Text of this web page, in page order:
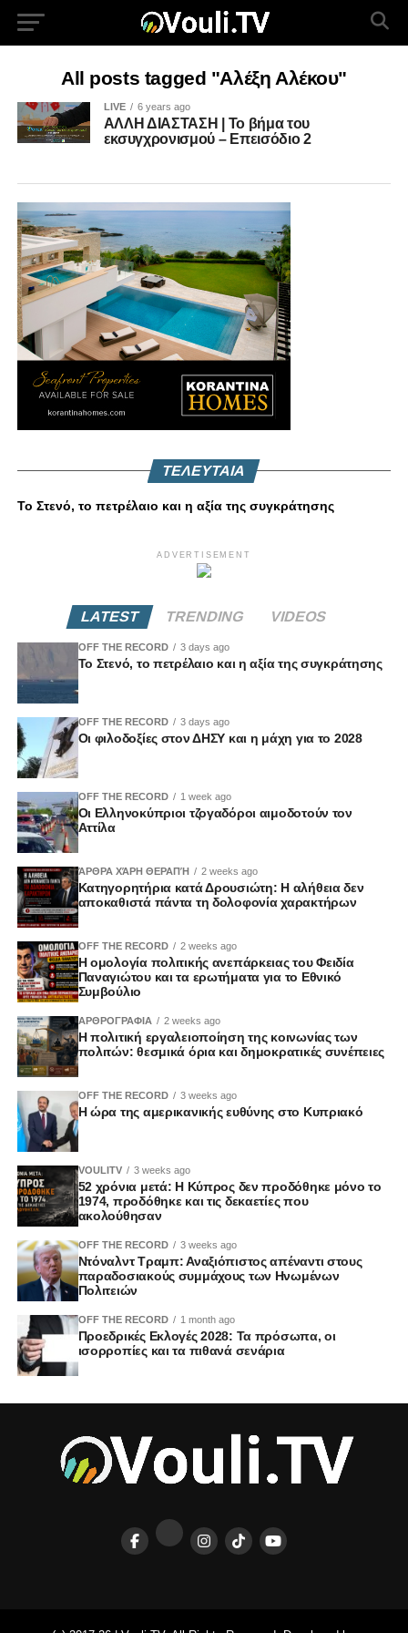
All posts tagged "Αλέξη Αλέκου"
LIVE 6 years ago
ΑΛΛΗ ΔΙΑΣΤΑΣΗ | Το βήμα του
εκσυγχρονισμού – Επεισόδιο 2
ΤΕΛΕΥΤΑΙΑ
Το Στενό, το πετρέλαιο και η αξία της συγκράτησης
ADVERTISEMENT
LATEST TRENDING VIDEOS
OFF THE RECORD 3 days ago
Το Στενό, το πετρέλαιο και η αξία της συγκράτησης
OFF THE RECORD 3 days ago
Οι φιλοδοξίες στον ΔΗΣΥ και η μάχη για το 2028
OFF THE RECORD 1 week ago
Οι Ελληνοκύπριοι τζογαδόροι αιμοδοτούν τον
Αττίλα
ΆΡΘΡΑ ΧΆΡΗ ΘΕΡΑΠΉ 2 weeks ago
Κατηγορητήρια κατά Δρουσιώτη: Η αλήθεια δεν
αποκαθιστά πάντα τη δολοφονία χαρακτήρων
OFF THE RECORD 2 weeks ago
Η ομολογία πολιτικής ανεπάρκειας του Φειδία
Παναγιώτου και τα ερωτήματα για το Εθνικό
Συμβούλιο
ΑΡΘΡΟΓΡΑΦΙΑ 2 weeks ago
Η πολιτική εργαλειοποίηση της κοινωνίας των
πολιτών: θεσμικά όρια και δημοκρατικές συνέπειες
OFF THE RECORD 3 weeks ago
Η ώρα της αμερικανικής ευθύνης στο Κυπριακό
VOULITV 3 weeks ago
52 χρόνια μετά: Η Κύπρος δεν προδόθηκε μόνο το
1974, προδόθηκε και τις δεκαετίες που
ακολούθησαν
OFF THE RECORD 3 weeks ago
Ντόναλντ Τραμπ: Αναξιόπιστος απέναντι στους
παραδοσιακούς συμμάχους των Ηνωμένων
Πολιτειών
OFF THE RECORD 1 month ago
Προεδρικές Εκλογές 2028: Τα πρόσωπα, οι
ισορροπίες και τα πιθανά σενάρια